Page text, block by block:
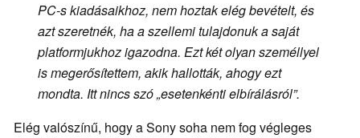
PC-s kiadásaikhoz, nem hoztak elég bevételt, és
azt szeretnék, ha a szellemi tulajdonuk a saját
platformjukhoz igazodna. Ezt két olyan személlyel
is megerősítettem, akik hallották, ahogy ezt
mondta. Itt nincs szó „esetenkénti elbírálásról”.
Elég valószínű, hogy a Sony soha nem fog végleges